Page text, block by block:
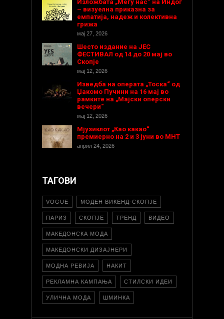
Изложбата „Меѓу нас“ на Индог
– визуелна приказна за
емпатија, надеж и колективна
грижа
мај 27, 2026
Шесто издание на ЈЕС
ФЕСТИВАЛ од 14 до 20 мај во
Скопје
мај 12, 2026
Изведба на операта „Тоска“ од
Џакомо Пучини на 16 мај во
рамките на „Мајски оперски
вечери“
мај 12, 2026
Мјузиклот „Као какао“
премиерно на 2 и 3 јуни во МНТ
април 24, 2026
ТАГОВИ
VOGUE МОДЕН ВИКЕНД-СКОПЈЕ
ПАРИЗ СКОПЈЕ ТРЕНД ВИДЕО
МАКЕДОНСКА МОДА
МАКЕДОНСКИ ДИЗАЈНЕРИ
МОДНА РЕВИЈА НАКИТ
РЕКЛАМНА КАМПАЊА СТИЛСКИ ИДЕИ
УЛИЧНА МОДА ШМИНКА